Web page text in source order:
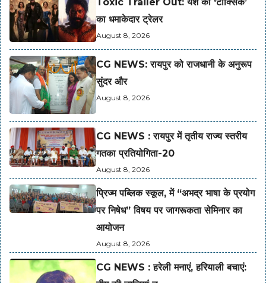
Toxic Trailer Out: यश की ‘टॉक्सिक’
का धमाकेदार ट्रेलर
August 8, 2026
CG NEWS: रायपुर को राजधानी के अनुरूप
सुंदर और
August 8, 2026
CG NEWS : रायपुर में तृतीय राज्य स्तरीय
गतका प्रतियोगिता-20
August 8, 2026
प्रिज्म पब्लिक स्कूल, में “अभद्र भाषा के प्रयोग
पर निषेध” विषय पर जागरूकता सेमिनार का
आयोजन
August 8, 2026
CG NEWS : हरेली मनाएं, हरियाली बचाएं: